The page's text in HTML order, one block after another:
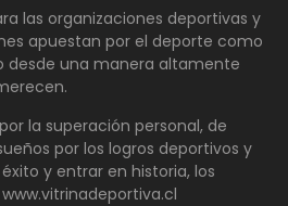
las organizaciones deportivas y
apuestan por el deporte como
desde una manera altamente
la superación personal, de
por los logros deportivos y
y entrar en historia, los